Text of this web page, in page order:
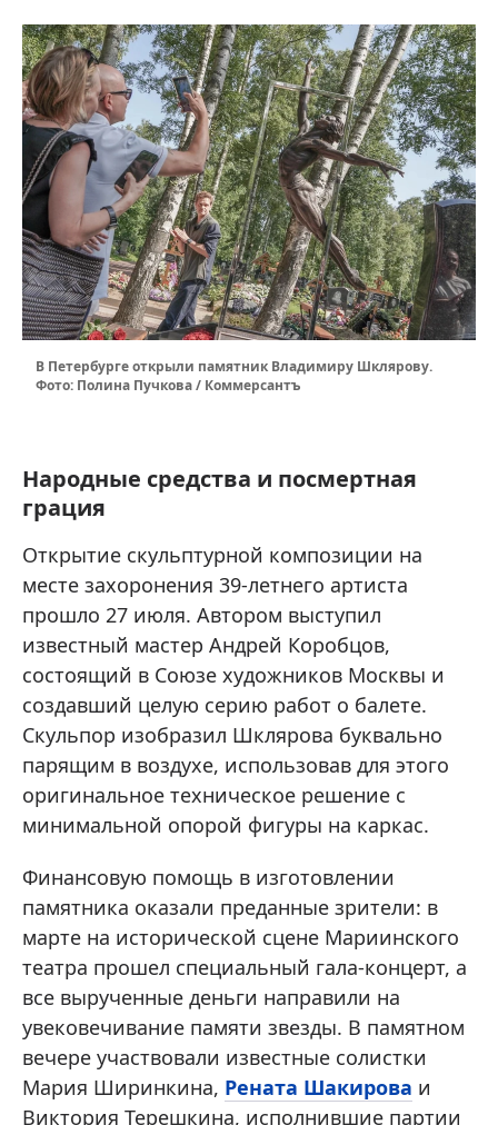
В Петербурге открыли памятник Владимиру Шклярову.
Фото: Полина Пучкова / Коммерсантъ
Народные средства и посмертная
грация
Открытие скульптурной композиции на
месте захоронения 39-летнего артиста
прошло 27 июля. Автором выступил
известный мастер Андрей Коробцов,
состоящий в Союзе художников Москвы и
создавший целую серию работ о балете.
Скульпор изобразил Шклярова буквально
парящим в воздухе, использовав для этого
оригинальное техническое решение с
минимальной опорой фигуры на каркас.
Финансовую помощь в изготовлении
памятника оказали преданные зрители: в
марте на исторической сцене Мариинского
театра прошел специальный гала-концерт, а
все вырученные деньги направили на
увековечивание памяти звезды. В памятном
вечере участвовали известные солистки
Мария Ширинкина, Рената Шакирова и
Виктория Терешкина, исполнившие партии